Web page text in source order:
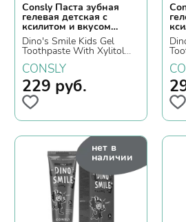
Consly Паста зубная
гелевая детская c
ксилитом и вкусом
жвачки
Dino's Smile Kids Gel
Toothpaste With Xylitol
And Bubble Gum, 60гр.
CONSLY
229 руб.
нет в
наличии